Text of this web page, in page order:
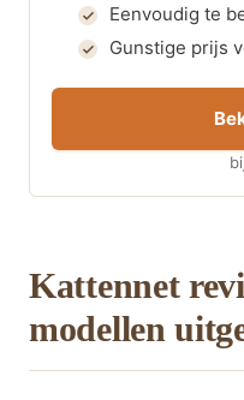
Eenvoudig te
Gunstige prijs
Kattennet
modellen